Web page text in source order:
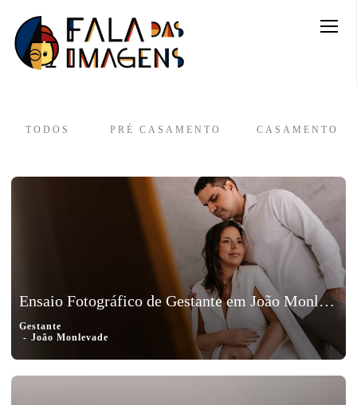
TODOS PRÉ CASAMENTO CASAMENTO
Ensaio Fotográfico de Gestante em João Monlevade, Minas Gerais – Elisa
Gestante
João Monlevade